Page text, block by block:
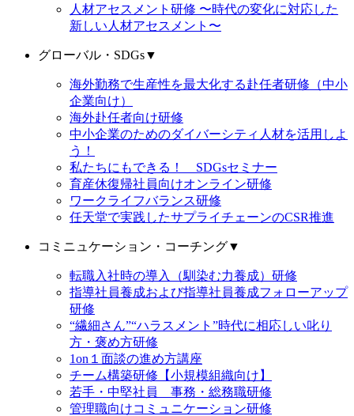
人材アセスメント研修 〜時代の変化に対応した
新しい人材アセスメント〜
グローバル・SDGs▼
海外勤務で生産性を最大化する赴任者研修（中小
企業向け）
海外赴任者向け研修
中小企業のためのダイバーシティ人材を活用しよ
う！
私たちにもできる！ SDGsセミナー
育産休復帰社員向けオンライン研修
ワークライフバランス研修
任天堂で実践したサプライチェーンのCSR推進
コミニュケーション・コーチング▼
転職入社時の導入（馴染む力養成）研修
指導社員養成および指導社員養成フォローアップ
研修
“繊細さん”“ハラスメント”時代に相応しい叱り
方・褒め方研修
1on１面談の進め方講座
チーム構築研修【小規模組織向け】
若手・中堅社員 事務・総務職研修
管理職向けコミュニケーション研修